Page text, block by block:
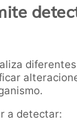
a detectar: